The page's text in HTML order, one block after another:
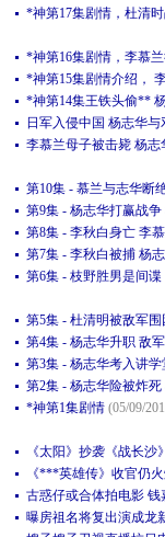
*神第17集剧情，杜清
*神第16集剧情，李慕
*神第15集剧情介绍，
*神第14集王铁头偷**
日军入侵中国 杨志华与
李慕兰母子被击毙 杨志
第10集 - 慕兰与志华断
第9集 - 杨志华打赢战
第8集 - 李秋白身亡 李
第7集 - 李秋白被捕 杨
第6集 - 枝野胜男是间
第5集 - 杜清明被敌军
第4集 - 杨志华升职 敌
第3集 - 杨志华考入讲
第2集 - 杨志华险被炸
*神第1集剧情 (05/09/
《太阳》抄袭《战长
《***英雄传》收官仍
古惑仔或合体拍电影 钱
曝房祖名将复出演成龙